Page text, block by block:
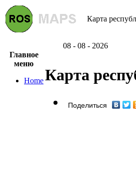
Карта
08 - 08 - 2026
Главное
меню
HomeКарта
Поделиться